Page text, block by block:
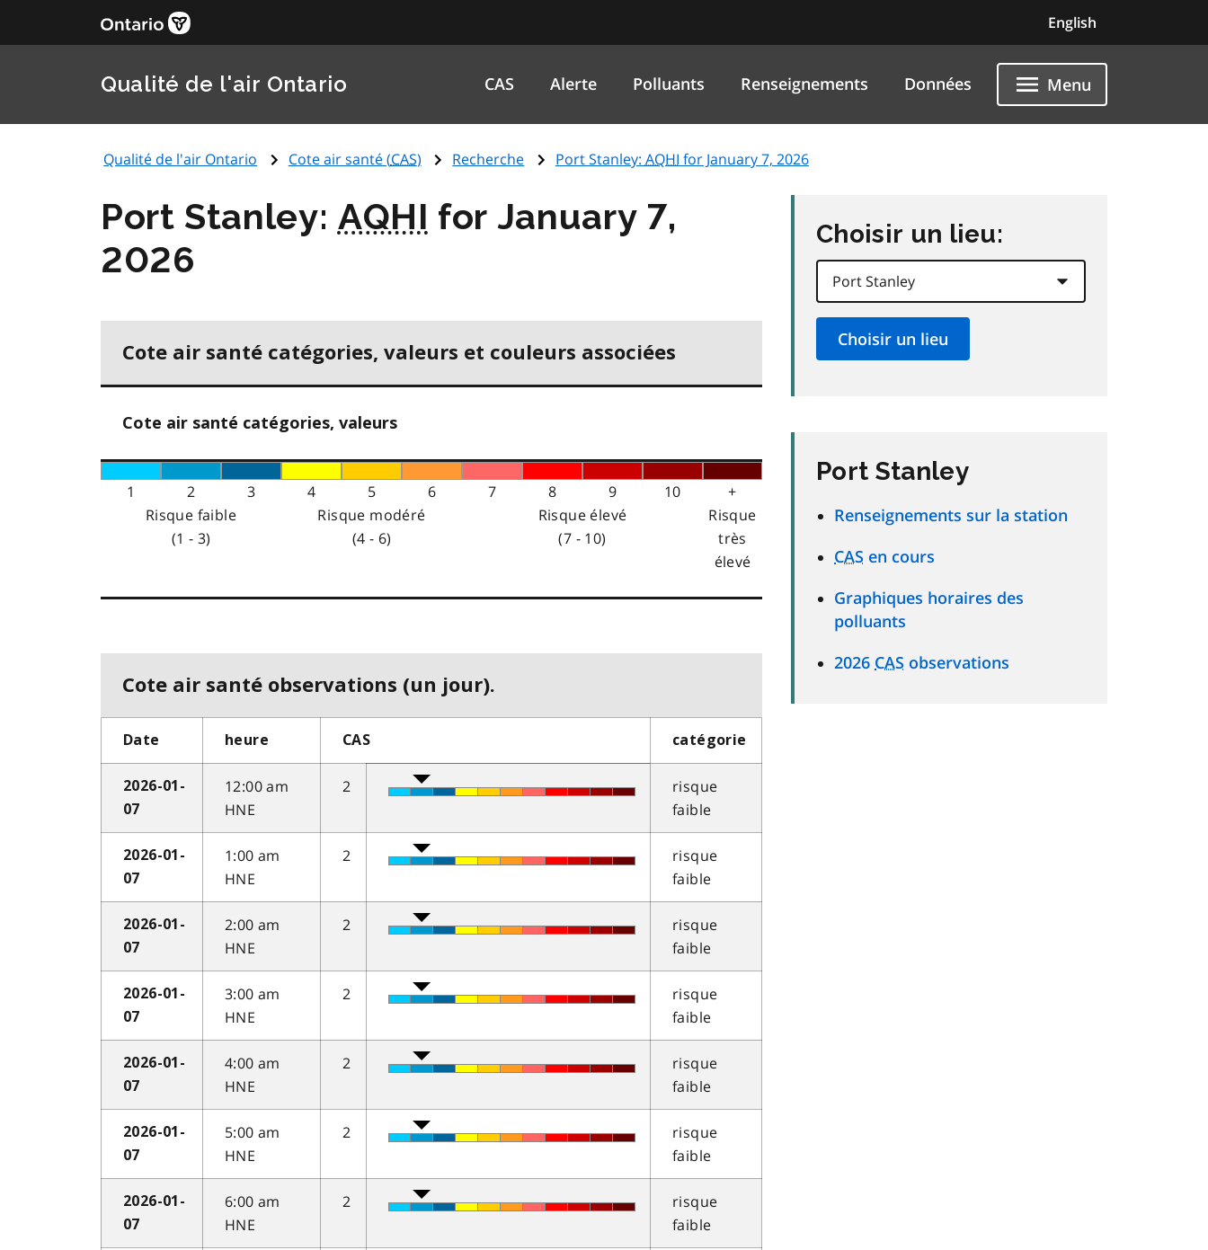
English
Qualité de l'air Ontario CAS Alerte Polluants Renseignements Données Menu
Qualité de l'air Ontario Cote air santé (CAS) Recherche Port Stanley: AQHI for January 7, 2026
Port Stanley: AQHI for January 7,
2026
Cote air santé catégories, valeurs et couleurs associées
Cote air santé catégories, valeurs
1 2 3 4 5 6 7 8 9 10
+
Risque faible
(1 - 3)
Risque modéré
(4 - 6)
Risque élevé
(7 - 10)
Risque
très
élevé
Cote air santé observations (un jour).
Date heure CAS catégorie
2026-01-
07
12:00 am
HNE
2
risque
faible
2026-01-
07
1:00 am
HNE
2
risque
faible
2026-01-
07
2:00 am
HNE
2
risque
faible
2026-01-
07
3:00 am
HNE
2
risque
faible
2026-01-
07
4:00 am
HNE
2
risque
faible
2026-01-
07
5:00 am
HNE
2
risque
faible
2026-01-
07
6:00 am
HNE
2
risque
faible
Choisir un lieu:
Port Stanley
Renseignements sur la station
CAS en cours
Graphiques horaires des
polluants
2026 CAS observations